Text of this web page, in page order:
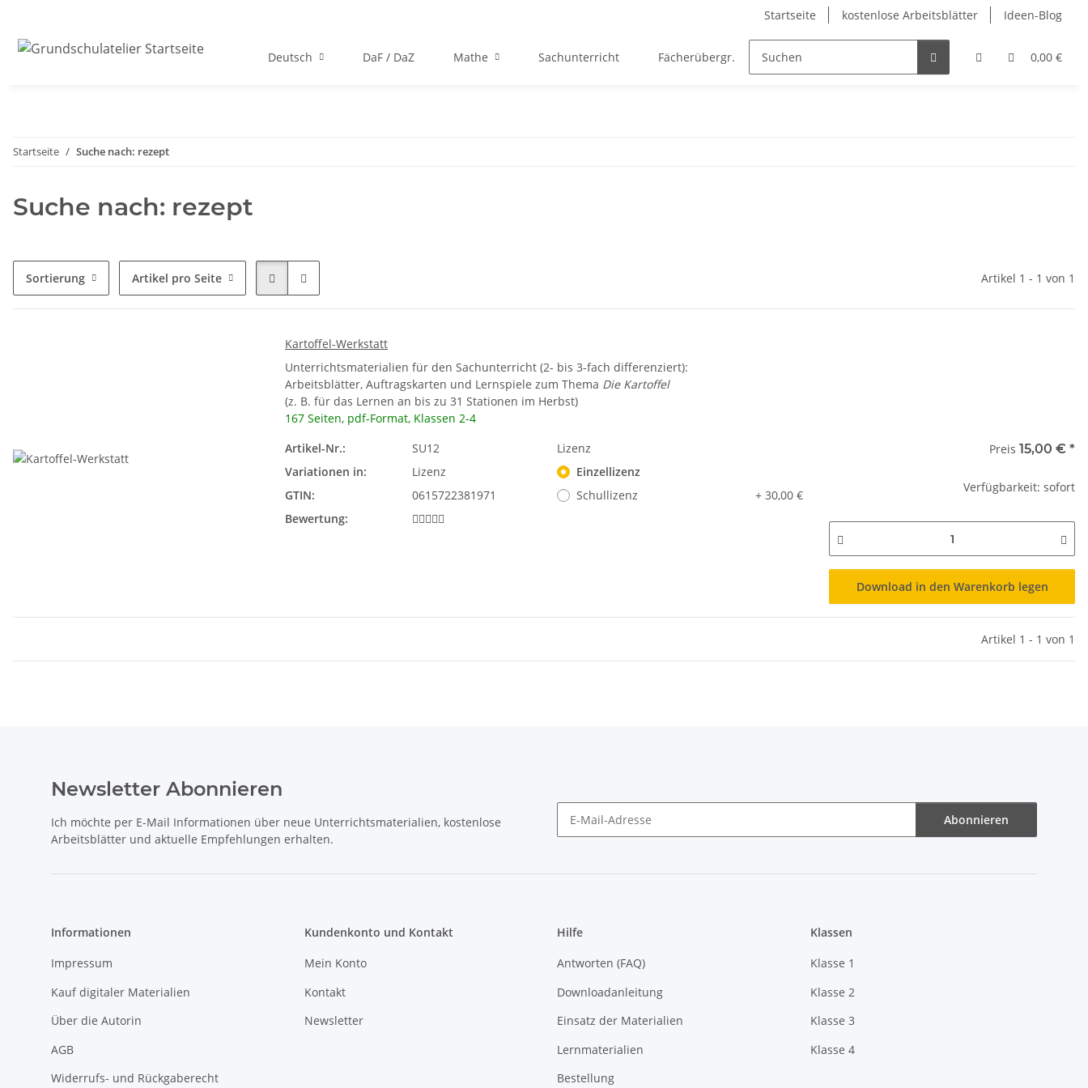
Startseite kostenlose Arbeitsblätter Ideen-Blog
0,00 €
Deutsch DaF / DaZ Mathe Sachunterricht Fächerübergr. Englisch Religion
Startseite Suche nach: rezept
Suche nach: rezept
Sortierung Artikel pro Seite Artikel 1 - 1 von 1
Kartoffel-Werkstatt
Unterrichtsmaterialien für den Sachunterricht (2- bis 3-fach differenziert):
Arbeitsblätter, Auftragskarten und Lernspiele zum Thema Die Kartoffel
(z. B. für das Lernen an bis zu 31 Stationen im Herbst)
167 Seiten, pdf-Format, Klassen 2-4
Artikel-Nr.:
SU12
Variationen in:
Lizenz
GTIN:
0615722381971
Bewertung:
Lizenz
Einzellizenz
Schullizenz
+ 30,00 €
Preis 15,00 € *
Verfügbarkeit: sofort
Download in den Warenkorb legen
Artikel 1 - 1 von 1
Newsletter Abonnieren
Ich möchte per E-Mail Informationen über neue Unterrichtsmaterialien, kostenlose
Arbeitsblätter und aktuelle Empfehlungen erhalten.
Abonnieren
Informationen
Impressum
Kauf digitaler Materialien
Über die Autorin
AGB
Widerrufs- und Rückgaberecht
Kundenkonto und Kontakt
Mein Konto
Kontakt
Newsletter
Hilfe
Antworten (FAQ)
Downloadanleitung
Einsatz der Materialien
Lernmaterialien
Bestellung
Klassen
Klasse 1
Klasse 2
Klasse 3
Klasse 4